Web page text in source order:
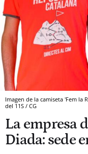
Imagen de la camiseta 'Fem la
del 11S / CG
La empresa
Diada: sede